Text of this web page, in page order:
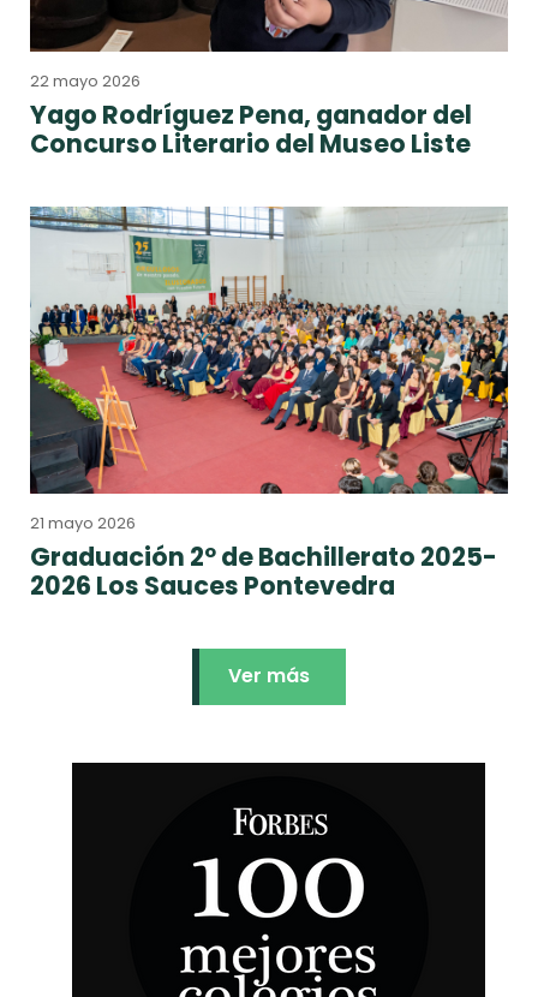
22 mayo 2026
Yago Rodríguez Pena, ganador del
Concurso Literario del Museo Liste
21 mayo 2026
Graduación 2º de Bachillerato 2025-
2026 Los Sauces Pontevedra
Ver más